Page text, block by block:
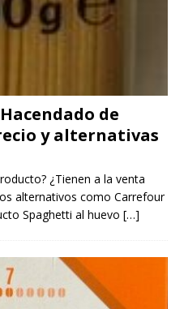
de
y alternativas
¿Tienen a la venta
alternativos como Carrefour
Spaghetti al huevo […]